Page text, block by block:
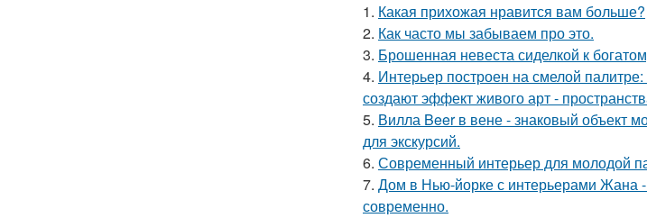
1. Какая прихожая нравится вам больше?
2. Как часто мы забываем про это.
3. Брошенная невеста сиделкой к
4. Интерьер построен на смелой
создают эффект живого арт -
5. Вилла Beer в вене - знаковый объект
для экскурсий.
6. Современный интерьер для молодой
7. Дом в Нью-йорке с интерьерами Жана -
современно.